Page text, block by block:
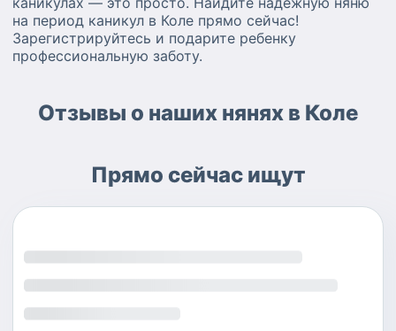
на период каникул в Коле прямо сейчас!
Зарегистрируйтесь и подарите ребенку
профессиональную заботу.
Отзывы о наших нянях в Коле
Прямо сейчас ищут